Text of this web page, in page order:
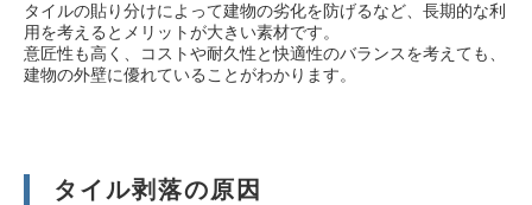
タイルの貼り分けによって建物の劣化を防げるなど、長期的な利
用を考えるとメリットが大きい素材です。
意匠性も高く、コストや耐久性と快適性のバランスを考えても、
建物の外壁に優れていることがわかります。
タイル剥落の原因